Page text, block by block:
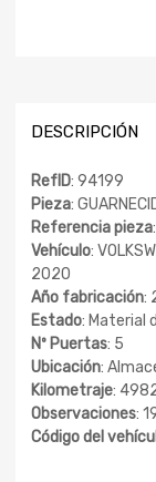
DESCRIPCIÓN
RefID: 94199
Pieza:
Referencia pieza
Vehículo:
2020
Año fabricación:
Estado: Material
Nº Puertas: 5
Ubicación:
Kilometraje:
Observaciones:
Código del